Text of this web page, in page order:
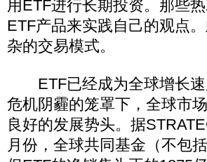
用ETF进行长期投资。那些
ETF产品来实践自己的观点
杂的交易模式。
ETF已经成为全球增长速
危机阴霾的笼罩下，全球市
良好的发展势头。据
月份，全球共同基金（不包